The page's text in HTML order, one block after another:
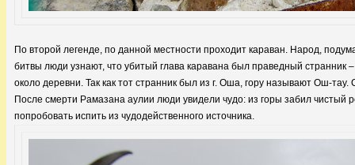
По второй легенде, по данной местности проходит караван. Народ,
битвы люди узнают, что убитый глава каравана был праведный
около деревни. Так как тот странник был из г. Оша, гору называют Ош-
После смерти Рамазана аулии люди увидели чудо: из горы забил чистый
попробовать испить из чудодейственного источника.